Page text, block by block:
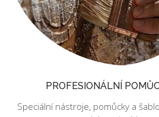
PROFESIONÁLNÍ
Speciální nástroje, pomůcky a